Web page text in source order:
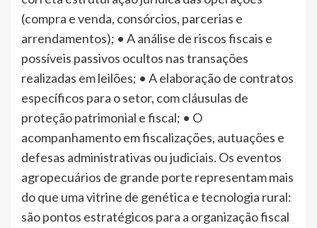
(compra e venda, consórcios, parcerias e
arrendamentos); • A análise de riscos fiscais e
possíveis passivos ocultos nas transações
realizadas em leilões; • A elaboração de contratos
específicos para o setor, com cláusulas de
proteção patrimonial e fiscal; • O
acompanhamento em fiscalizações, autuações e
defesas administrativas ou judiciais. Os eventos
agropecuários de grande porte representam mais
do que uma vitrine de genética e tecnologia rural:
são pontos estratégicos para a organização fiscal